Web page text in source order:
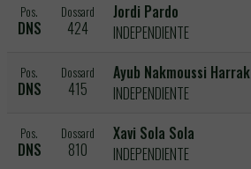
Pos.
DNS
Dossard
424
Jordi Pardo
INDEPENDIENTE
Pos.
DNS
Dossard
415
Ayub Nakmoussi Harrak
INDEPENDIENTE
Pos.
DNS
Dossard
810
Xavi Sola Sola
INDEPENDIENTE